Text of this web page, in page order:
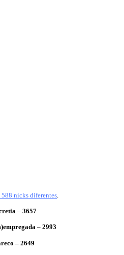
nicks diferentes
– 3657
– 2993
– 2649